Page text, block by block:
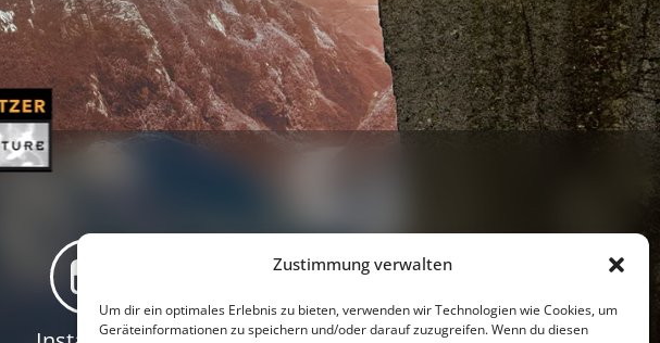
Zustimmung verwalten
Um dir ein optimales Erlebnis zu bieten, verwenden wir Technologien wie Cookies, um
Geräteinformationen zu speichern und/oder darauf zuzugreifen. Wenn du diesen